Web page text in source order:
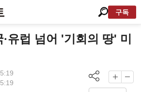
구독
유럽 넘어 '기회의 땅' 미